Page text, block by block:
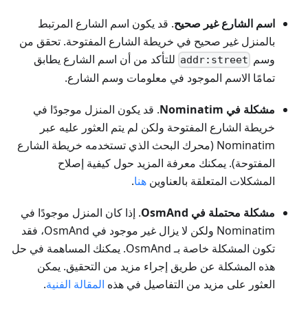
اسم الشارع غير صحيح. قد يكون اسم الشارع المرتبط
بالمنزل غير صحيح في خريطة الشارع المفتوحة. تحقق من
وسم addr:street للتأكد من أن اسم الشارع يطابق
تمامًا الاسم الموجود في معلومات وسم الشارع.
مشكلة في Nominatim
. قد يكون المنزل موجودًا في
خريطة الشارع المفتوحة ولكن لم يتم العثور عليه عبر
Nominatim (محرك البحث الذي تستخدمه خريطة الشارع
المفتوحة). يمكنك معرفة المزيد حول كيفية إصلاح
المشكلات المتعلقة بالعناوين هنا.
مشكلة محتملة في OsmAnd
. إذا كان المنزل موجودًا في
Nominatim ولكن لا يزال غير موجود في OsmAnd، فقد
تكون المشكلة خاصة بـ OsmAnd. يمكنك المساهمة في حل
هذه المشكلة عن طريق إجراء مزيد من التحقيق. يمكن
العثور على مزيد من التفاصيل في هذه المقالة الفنية.